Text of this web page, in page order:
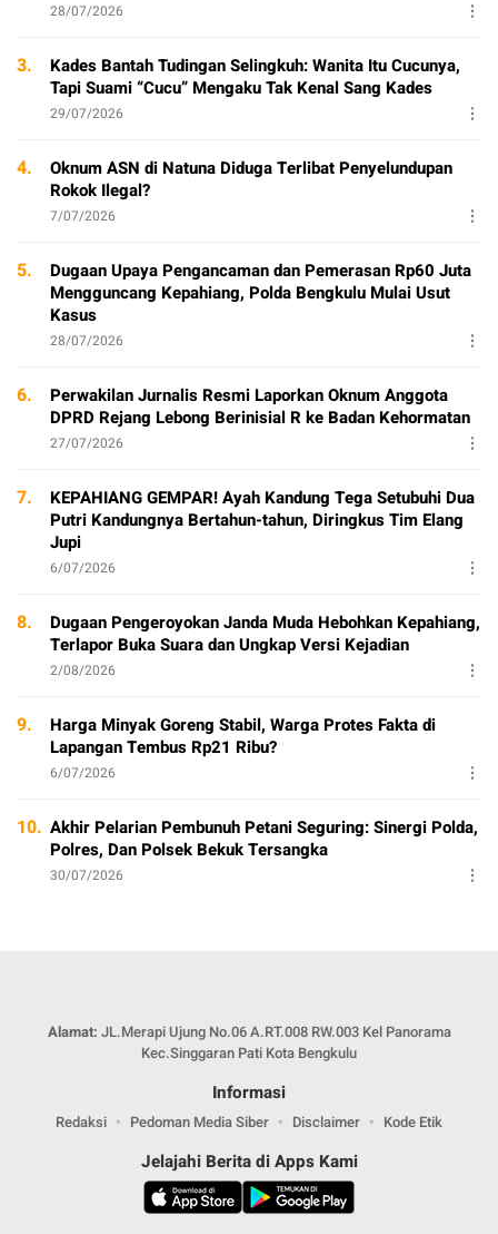
28/07/2026
3.
Kades Bantah Tudingan Selingkuh: Wanita Itu Cucunya,
Tapi Suami “Cucu” Mengaku Tak Kenal Sang Kades
29/07/2026
4.
Oknum ASN di Natuna Diduga Terlibat Penyelundupan
Rokok Ilegal?
7/07/2026
5.
Dugaan Upaya Pengancaman dan Pemerasan Rp60 Juta
Mengguncang Kepahiang, Polda Bengkulu Mulai Usut
Kasus
28/07/2026
6.
Perwakilan Jurnalis Resmi Laporkan Oknum Anggota
DPRD Rejang Lebong Berinisial R ke Badan Kehormatan
27/07/2026
7.
KEPAHIANG GEMPAR! Ayah Kandung Tega Setubuhi Dua
Putri Kandungnya Bertahun-tahun, Diringkus Tim Elang
Jupi
6/07/2026
8.
Dugaan Pengeroyokan Janda Muda Hebohkan Kepahiang,
Terlapor Buka Suara dan Ungkap Versi Kejadian
2/08/2026
9.
Harga Minyak Goreng Stabil, Warga Protes Fakta di
Lapangan Tembus Rp21 Ribu?
6/07/2026
10. Akhir Pelarian Pembunuh Petani Seguring: Sinergi Polda,
Polres, Dan Polsek Bekuk Tersangka
30/07/2026
Alamat: JL.Merapi Ujung No.06 A.RT.008 RW.003 Kel Panorama
Kec.Singgaran Pati Kota Bengkulu
Informasi
Redaksi Pedoman Media Siber Disclaimer Kode Etik
Jelajahi Berita di Apps Kami